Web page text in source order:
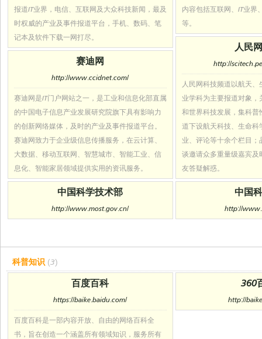
报道IT业界，电信、互联网及大众科技新闻，最及
时权威的产业及事件报道平台，手机、数码、笔
记本及软件下载一网打尽。
内容包括互联网、IT业界
等。
人民
http://
人民网科技频道以航天
业学科为主要报道对象
和世界科技发展，集科普
道下设航天科技、生命科
业、评论等十余个栏目；
谈邀请众多重量级嘉宾及
友答疑解惑。
赛迪网
http://www.ccidnet.com/
赛迪网是IT门户网站之一，是工业和信息化部直属
的中国电子信息产业发展研究院旗下具有影响力
的创新网络媒体，及时的产业及事件报道平台。
赛迪网致力于企业级信息传播服务，在云计算、
大数据、移动互联网、智慧城市、智能工业、信
息化、智能家居领域提供实用的资讯服务。
中国科学技术部
http://www.most.gov.cn/
中国
http://
科普知识 (3)
百度百科
https://baike.baidu.com/
百度百科是一部内容开放、自由的网络百科全
书，旨在创造一个涵盖所有领域知识，服务所有
360
http://